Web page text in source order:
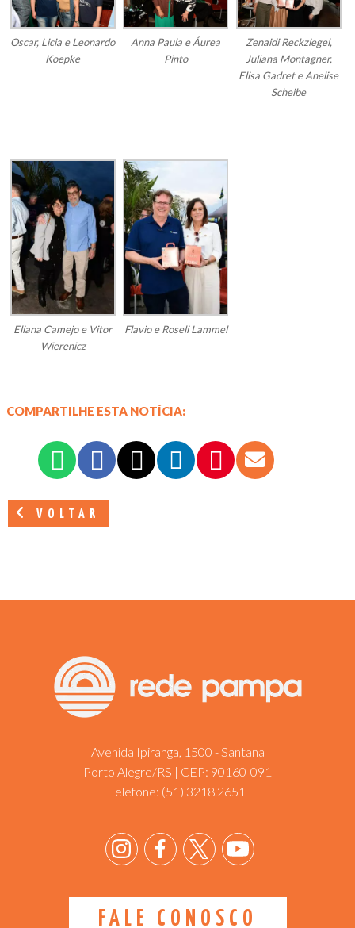
Oscar, Licia e Leonardo
Koepke
Anna Paula e Áurea
Pinto
Zenaidi Reckziegel,
Juliana Montagner,
Elisa Gadret e Anelise
Scheibe
Eliana Camejo e Vitor
Wierenicz
Flavio e Roseli Lammel
COMPARTILHE ESTA NOTÍCIA:
VOLTAR
Avenida Ipiranga, 1500 - Santana
Porto Alegre/RS | CEP: 90160-091
Telefone: (51) 3218.2651
FALE CONOSCO